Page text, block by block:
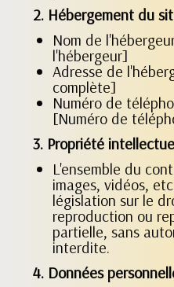
2. Hébergement du
Nom de
l'hébergeur]
Adresse de
complète]
Numéro de
[Numéro de
3. Propriété
L'ensemble du
images, vidéos,
législation sur le
reproduction ou
partielle, sans
interdite.
4. Données